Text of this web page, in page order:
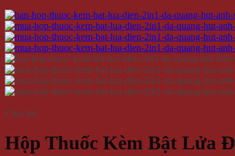
Chia Sẻ:
Hộp Thuốc Kèm Bật Lửa